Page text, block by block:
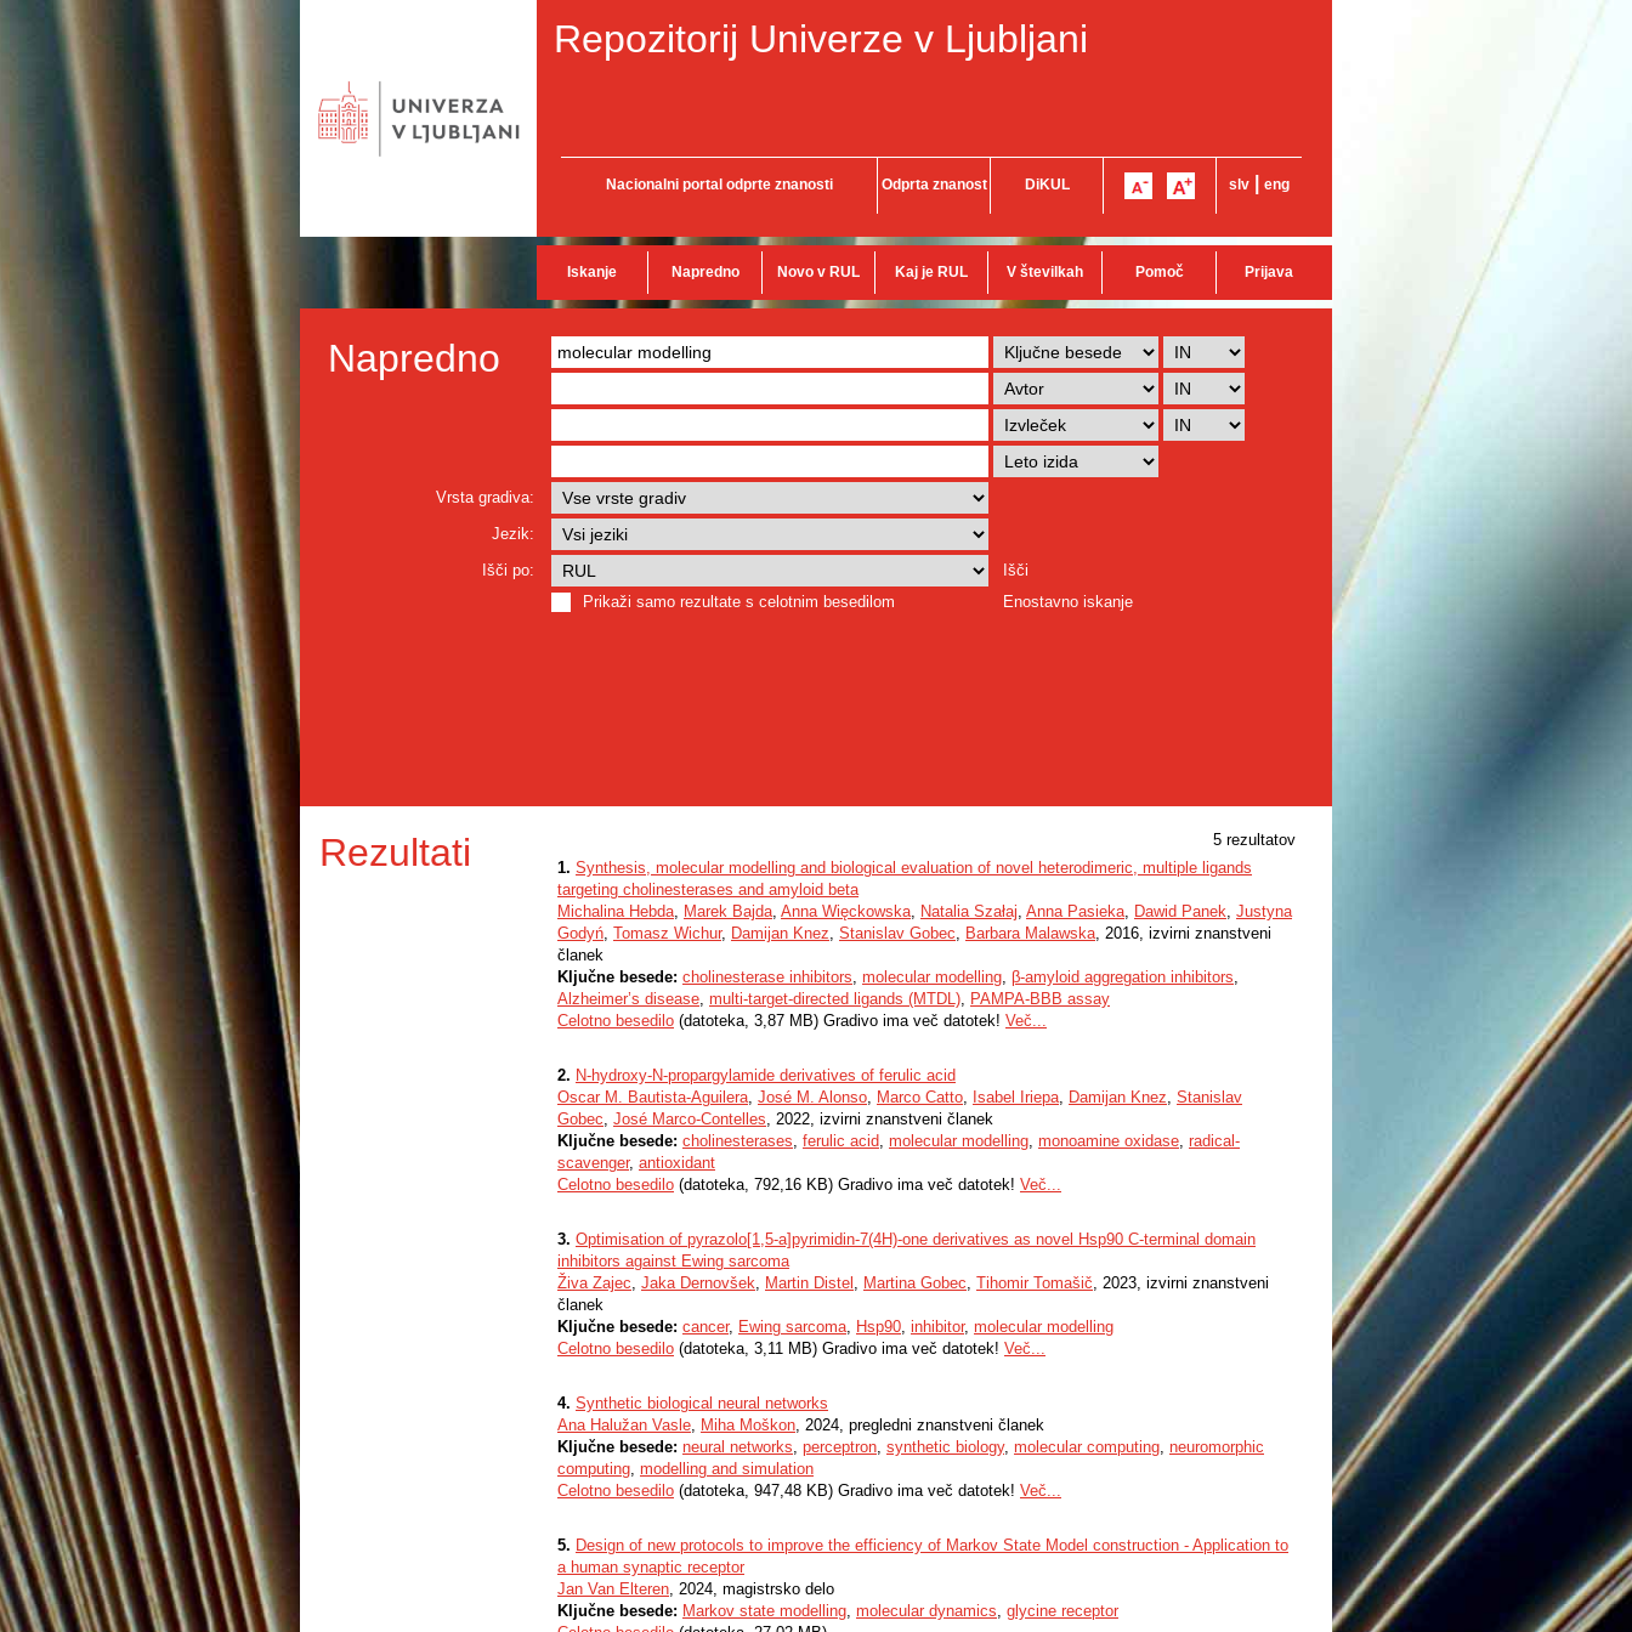
Repozitorij Univerze v Ljubljani
Nacionalni portal odprte znanosti Odprta znanost DiKUL slv eng
Iskanje Napredno Novo v RUL Kaj je RUL V številkah Pomoč Prijava
Napredno
Vrsta gradiva:
Jezik:
Išči po:
Išči
Prikaži samo rezultate s celotnim besedilom
Enostavno iskanje
Rezultati
5 rezultatov
1. Synthesis, molecular modelling and biological evaluation of novel heterodimeric, multiple ligands
targeting cholinesterases and amyloid beta
Michalina Hebda, Marek Bajda, Anna Więckowska, Natalia Szałaj, Anna Pasieka, Dawid Panek, Justyna
Godyń, Tomasz Wichur, Damijan Knez, Stanislav Gobec, Barbara Malawska, 2016, izvirni znanstveni
članek
Ključne besede: cholinesterase inhibitors, molecular modelling, β-amyloid aggregation inhibitors,
Alzheimer’s disease, multi-target-directed ligands (MTDL), PAMPA-BBB assay
Celotno besedilo (datoteka, 3,87 MB) Gradivo ima več datotek! Več...
2. N-hydroxy-N-propargylamide derivatives of ferulic acid
Oscar M. Bautista-Aguilera, José M. Alonso, Marco Catto, Isabel Iriepa, Damijan Knez, Stanislav
Gobec, José Marco-Contelles, 2022, izvirni znanstveni članek
Ključne besede: cholinesterases, ferulic acid, molecular modelling, monoamine oxidase, radical-
scavenger, antioxidant
Celotno besedilo (datoteka, 792,16 KB) Gradivo ima več datotek! Več...
3. Optimisation of pyrazolo[1,5-a]pyrimidin-7(4H)-one derivatives as novel Hsp90 C-terminal domain
inhibitors against Ewing sarcoma
Živa Zajec, Jaka Dernovšek, Martin Distel , Martina Gobec, Tihomir Tomašič, 2023, izvirni znanstveni
članek
Ključne besede: cancer, Ewing sarcoma, Hsp90, inhibitor, molecular modelling
Celotno besedilo (datoteka, 3,11 MB) Gradivo ima več datotek! Več...
4. Synthetic biological neural networks
Ana Halužan Vasle, Miha Moškon, 2024, pregledni znanstveni članek
Ključne besede: neural networks, perceptron, synthetic biology, molecular computing, neuromorphic
computing, modelling and simulation
Celotno besedilo (datoteka, 947,48 KB) Gradivo ima več datotek! Več...
5. Design of new protocols to improve the efficiency of Markov State Model construction - Application to
a human synaptic receptor
Jan Van Elteren, 2024, magistrsko delo
Ključne besede: Markov state modelling, molecular dynamics, glycine receptor